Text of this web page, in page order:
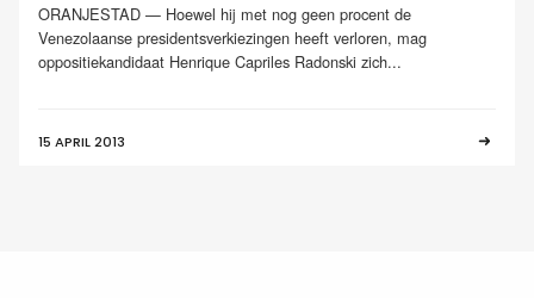
ORANJESTAD — Hoewel hij met nog geen procent de
Venezolaanse presidentsverkiezingen heeft verloren, mag
oppositiekandidaat Henrique Capriles Radonski zich...
15 APRIL 2013